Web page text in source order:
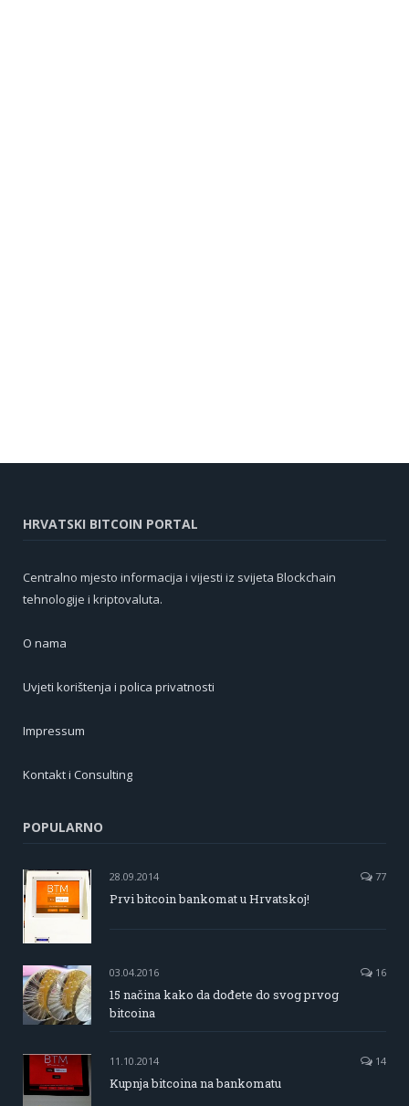
HRVATSKI BITCOIN PORTAL
Centralno mjesto informacija i vijesti iz svijeta Blockchain
tehnologije i kriptovaluta.
O nama
Uvjeti korištenja i polica privatnosti
Impressum
Kontakt i Consulting
POPULARNO
28.09.2014 77
Prvi bitcoin bankomat u Hrvatskoj!
03.04.2016 16
15 načina kako da dođete do svog prvog
bitcoina
11.10.2014 14
Kupnja bitcoina na bankomatu